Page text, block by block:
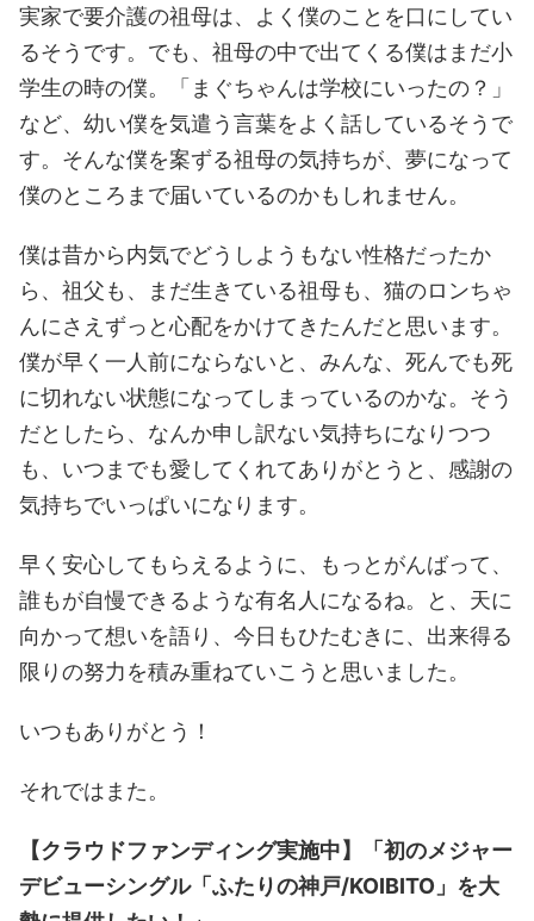
実家で要介護の祖母は、よく僕のことを口にしてい
るそうです。でも、祖母の中で出てくる僕はまだ小
学生の時の僕。「まぐちゃんは学校にいったの？」
など、幼い僕を気遣う言葉をよく話しているそうで
す。そんな僕を案ずる祖母の気持ちが、夢になって
僕のところまで届いているのかもしれません。
僕は昔から内気でどうしようもない性格だったか
ら、祖父も、まだ生きている祖母も、猫のロンちゃ
んにさえずっと心配をかけてきたんだと思います。
僕が早く一人前にならないと、みんな、死んでも死
に切れない状態になってしまっているのかな。そう
だとしたら、なんか申し訳ない気持ちになりつつ
も、いつまでも愛してくれてありがとうと、感謝の
気持ちでいっぱいになります。
早く安心してもらえるように、もっとがんばって、
誰もが自慢できるような有名人になるね。と、天に
向かって想いを語り、今日もひたむきに、出来得る
限りの努力を積み重ねていこうと思いました。
いつもありがとう！
それではまた。
【クラウドファンディング実施中】「初のメジャー
デビューシングル「ふたりの神戸/KOIBITO」を大